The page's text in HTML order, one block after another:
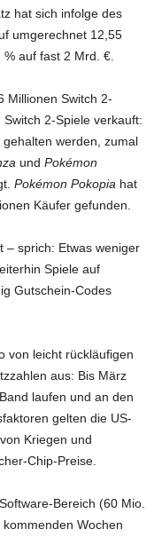
hat sich infolge des
umgerechnet 12,55
auf fast 2 Mrd. €.
Millionen Switch 2-
2-Spiele verkauft:
werden, zumal
und Pokémon
Pokémon Pokopia hat
Käufer gefunden.
– sprich: Etwas weniger
Spiele auf
Gutschein-Codes
von leicht rückläufigen
aus: Bis März
laufen und an den
gelten die US-
Kriegen und
Chip-Preise.
Bereich (60 Mio.
Wochen